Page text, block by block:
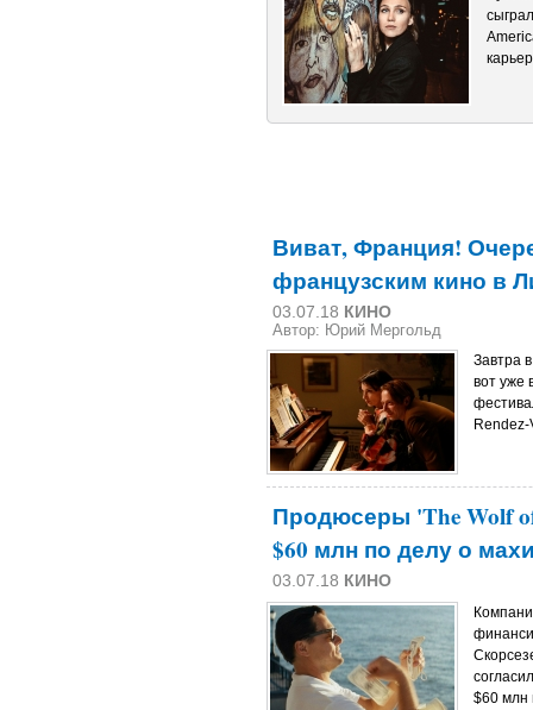
Виват, Франция!
французским кино в
03.07.18 КИНО
Автор: Юрий Мергольд
Завтра
вот уже
Продюсеры 'The Wolf
$60 млн по делу о
03.07.18 КИНО
$60 млн